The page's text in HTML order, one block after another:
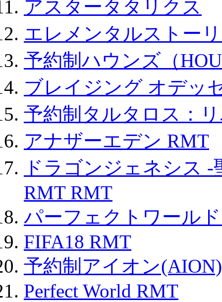
アスタータタリクス
エレメンタルストー
予約制ハウンズ（
ブレイジング オデッ
予約制タルタロス：
アナザーエデン RMT
ドラゴンジェネシス
RMT RMT
パーフェクトワール
FIFA18 RMT
予約制アイオン
Perfect World RMT